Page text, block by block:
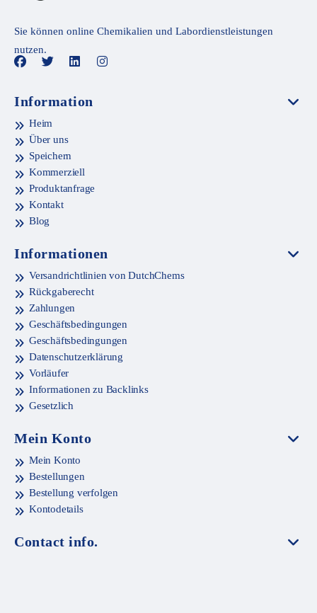
Sie können online Chemikalien und Labordienstleistungen
nutzen.
Information
Heim
Über uns
Speichern
Kommerziell
Produktanfrage
Kontakt
Blog
Informationen
Versandrichtlinien von DutchChems
Rückgaberecht
Zahlungen
Geschäftsbedingungen
Geschäftsbedingungen
Datenschutzerklärung
Vorläufer
Informationen zu Backlinks
Gesetzlich
Mein Konto
Mein Konto
Bestellungen
Bestellung verfolgen
Kontodetails
Contact info.